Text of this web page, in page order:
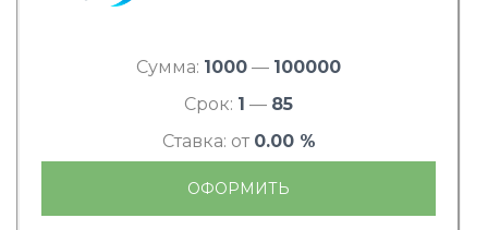
Сумма: 1000 — 100000
Срок: 1 — 85
Ставка: от 0.00 %
ОФОРМИТЬ